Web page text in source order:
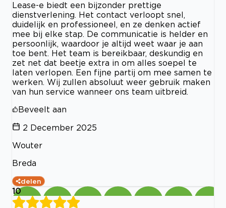
Lease-e biedt een bijzonder prettige
dienstverlening. Het contact verloopt snel,
duidelijk en professioneel, en ze denken actief
mee bij elke stap. De communicatie is helder en
persoonlijk, waardoor je altijd weet waar je aan
toe bent. Het team is bereikbaar, deskundig en
zet net dat beetje extra in om alles soepel te
laten verlopen. Een fijne partij om mee samen te
werken. Wij zullen absoluut weer gebruik maken
van hun service wanneer ons team uitbreid.
Beveelt aan
2 December 2025
Wouter
Breda
delen
10